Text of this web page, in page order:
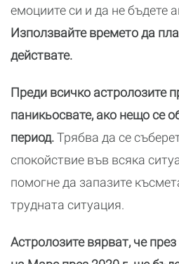
емоциите си и да не бъдете
Използвайте времето да
действате.
Преди всичко астролозите
паникьосвате, ако нещо се
период.Трябва да се
спокойствие във всяка
помогне да запазите
трудната ситуация.
Астролозите вярват, че